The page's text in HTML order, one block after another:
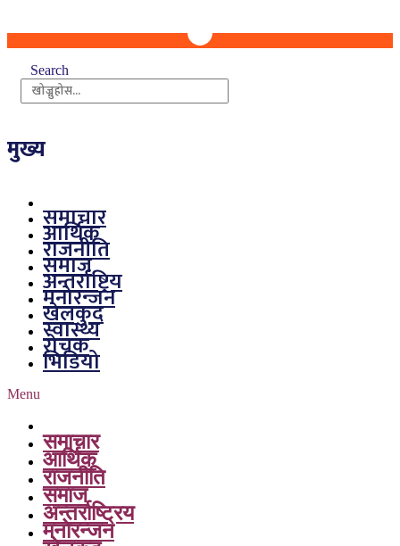
Search
मुख्य
समाचार
आर्थिक
राजनीति
समाज
अन्तर्राष्ट्रिय
मनोरन्जन
खेलकुद
स्वास्थ्य
रोचक
भिडियो
Menu
समाचार
आर्थिक
राजनीति
समाज
अन्तर्राष्ट्रिय
मनोरन्जन